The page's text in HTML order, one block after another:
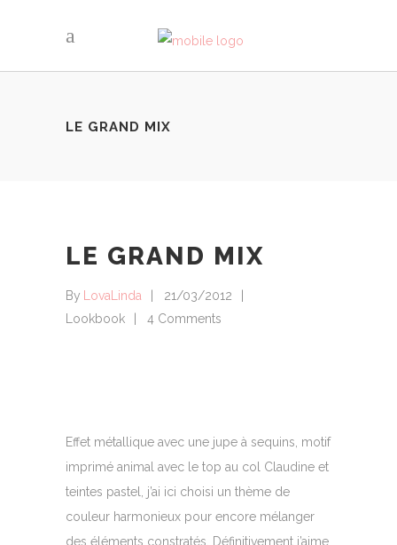
LE GRAND MIX
LE GRAND MIX
By LovaLinda
21/03/2012
Lookbook
4 Comments
Effet métallique avec une jupe à sequins, motif
imprimé animal avec le top au col Claudine et
teintes pastel, j’ai ici choisi un thème de
couleur harmonieux pour encore mélanger
des éléments constratés. Définitivement j’aime